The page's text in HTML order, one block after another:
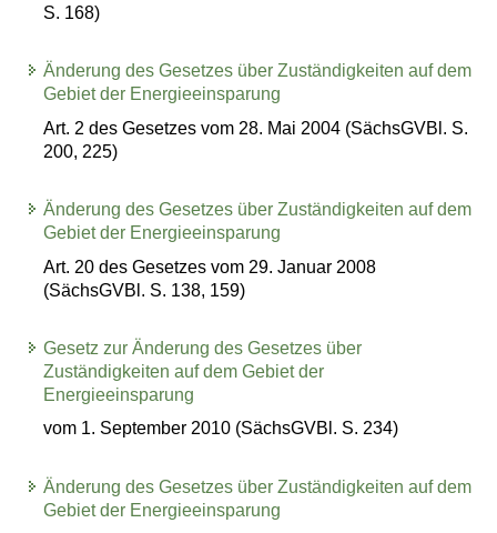
S. 168)
Änderung des Gesetzes über Zuständigkeiten auf dem
Gebiet der Energieeinsparung
Art. 2 des Gesetzes vom 28. Mai 2004 (SächsGVBl. S.
200, 225)
Änderung des Gesetzes über Zuständigkeiten auf dem
Gebiet der Energieeinsparung
Art. 20 des Gesetzes vom 29. Januar 2008
(SächsGVBl. S. 138, 159)
Gesetz zur Änderung des Gesetzes über
Zuständigkeiten auf dem Gebiet der
Energieeinsparung
vom 1. September 2010 (SächsGVBl. S. 234)
Änderung des Gesetzes über Zuständigkeiten auf dem
Gebiet der Energieeinsparung